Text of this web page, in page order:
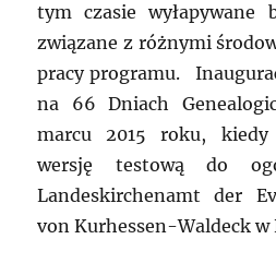
tym czasie wyłapywane
związane z różnymi
pracy programu.
na 66 Dniach
marcu 2015 roku, kiedy
wersję testową do
Landeskirchenamt der
von Kurhessen-Waldeck w